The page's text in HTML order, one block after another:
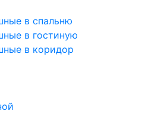
в спальню
в гостиную
в коридор